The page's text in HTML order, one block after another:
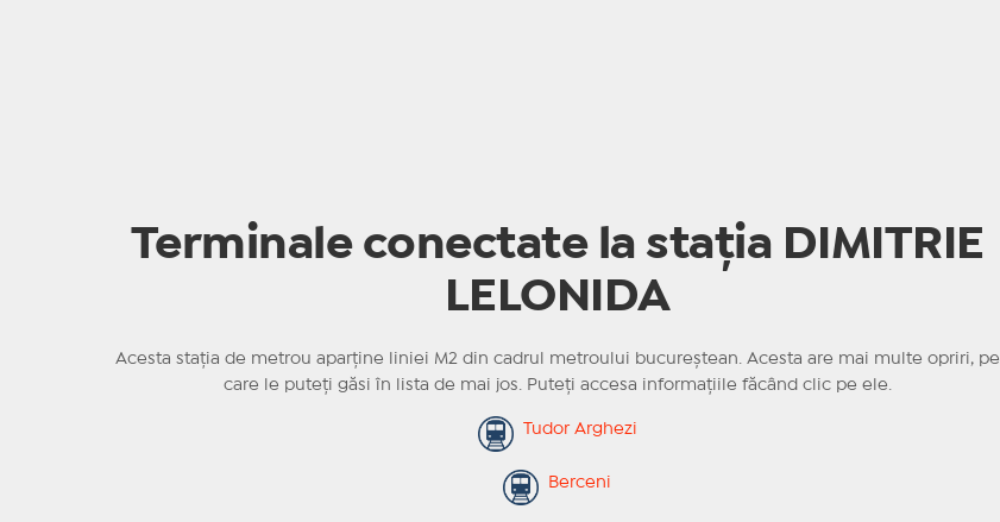
Terminale conectate la stația DIMITRIE
LELONIDA
Acesta stația de metrou aparține liniei M2 din cadrul metroului bucureștean. Acesta are mai multe opriri, pe
care le puteți găsi în lista de mai jos. Puteți accesa informațiile făcând clic pe ele.
Tudor Arghezi
Berceni